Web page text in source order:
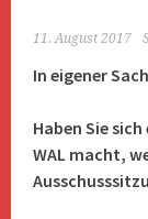
11. August 2017
In eigener
Haben Sie
WAL macht,